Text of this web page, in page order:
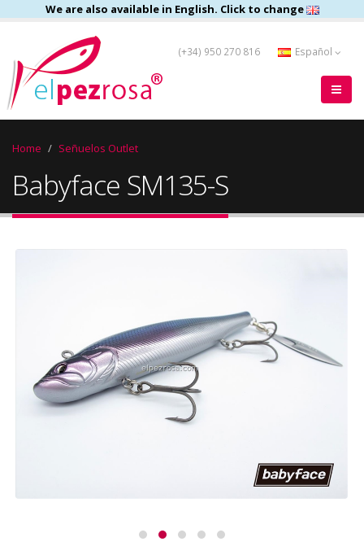
We are also available in English. Click to change
(+34) 950 270 816 Español
Home Señuelos Outlet
Babyface SM135-S